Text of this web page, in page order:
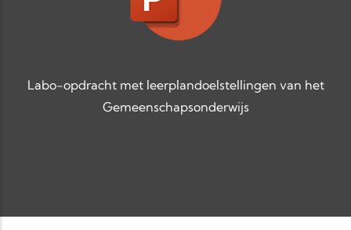
Labo-opdracht met leerplandoelstellingen van het
Gemeenschapsonderwijs